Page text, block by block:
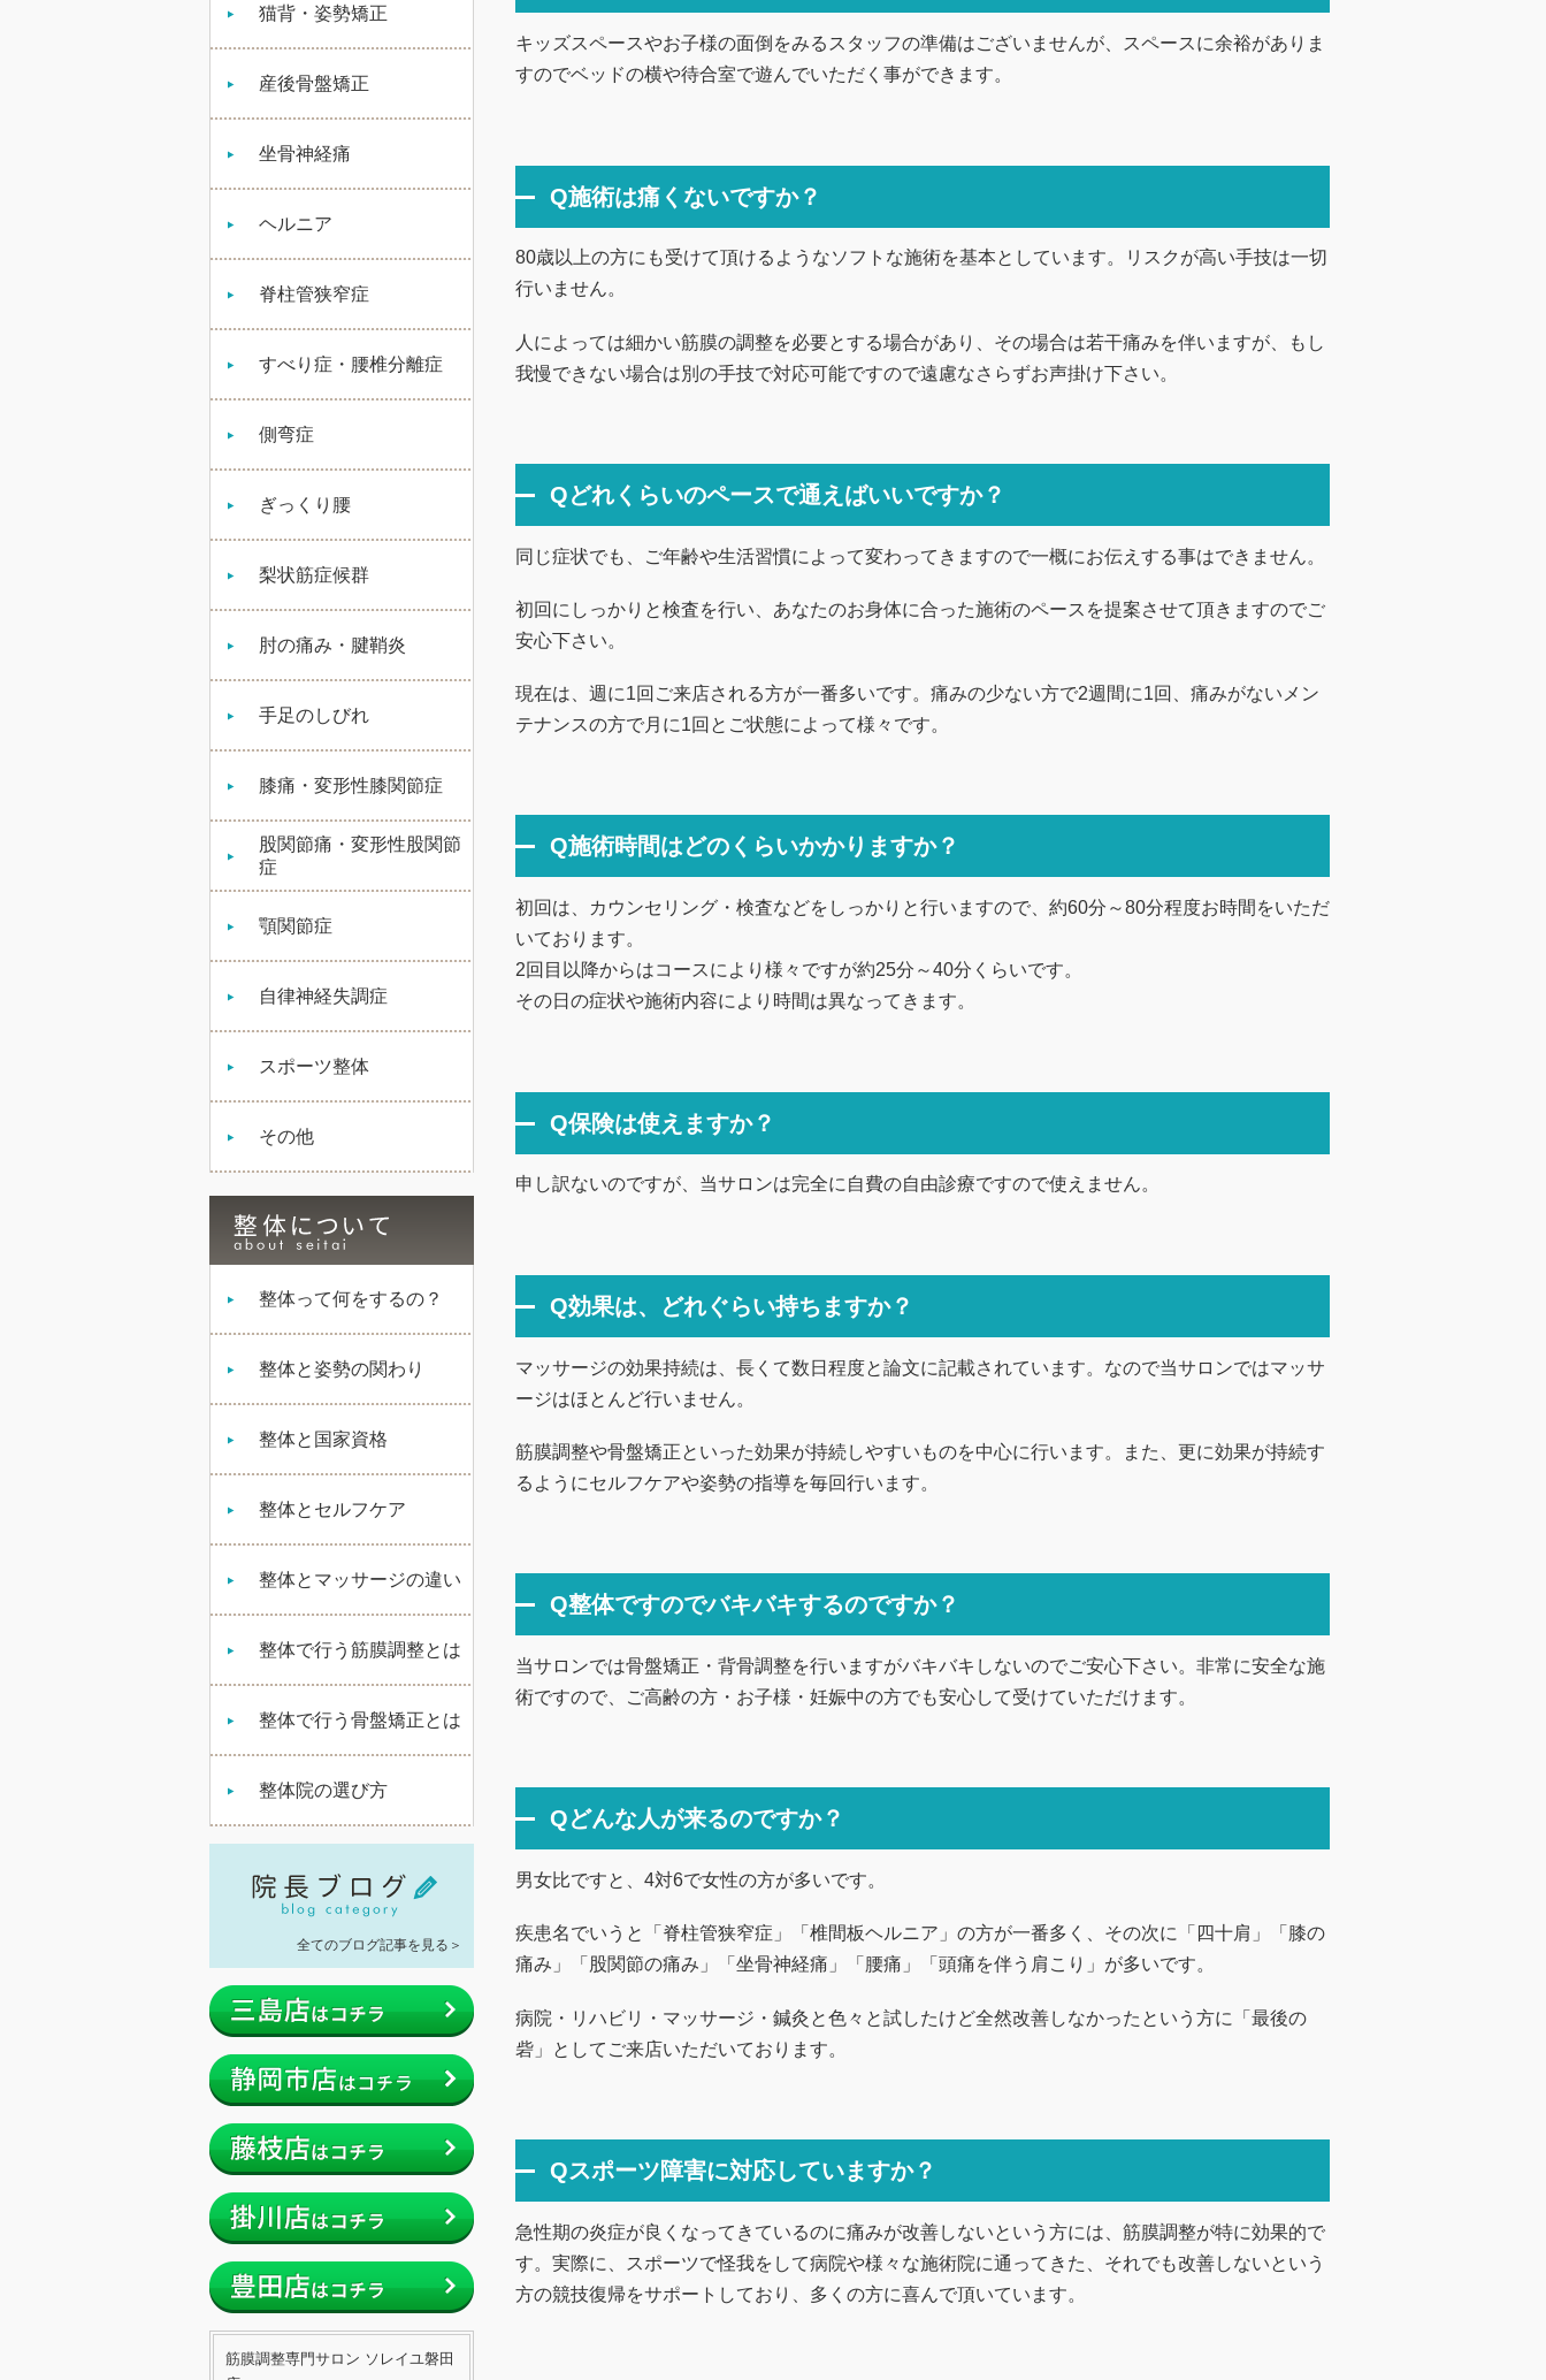
猫背・姿勢矯正
産後骨盤矯正
坐骨神経痛
ヘルニア
脊柱管狭窄症
すべり症・腰椎分離症
側弯症
ぎっくり腰
梨状筋症候群
肘の痛み・腱鞘炎
手足のしびれ
膝痛・変形性膝関節症
股関節痛・変形性股関節
症
顎関節症
自律神経失調症
スポーツ整体
その他
整体って何をするの？
整体と姿勢の関わり
整体と国家資格
整体とセルフケア
整体とマッサージの違い
整体で行う筋膜調整とは
整体で行う骨盤矯正とは
整体院の選び方
全てのブログ記事を見る＞
筋膜調整専門サロン ソレイユ磐田
キッズスペースやお子様の面倒をみるスタッフの準備はございませんが、スペースに余裕がありま
すのでベッドの横や待合室で遊んでいただく事ができます。
Q施術は痛くないですか？
80歳以上の方にも受けて頂けるようなソフトな施術を基本としています。リスクが高い手技は一切
行いません。
人によっては細かい筋膜の調整を必要とする場合があり、その場合は若干痛みを伴いますが、もし
我慢できない場合は別の手技で対応可能ですので遠慮なさらずお声掛け下さい。
Qどれくらいのペースで通えばいいですか？
同じ症状でも、ご年齢や生活習慣によって変わってきますので一概にお伝えする事はできません。
初回にしっかりと検査を行い、あなたのお身体に合った施術のペースを提案させて頂きますのでご
安心下さい。
現在は、週に1回ご来店される方が一番多いです。痛みの少ない方で2週間に1回、痛みがないメン
テナンスの方で月に1回とご状態によって様々です。
Q施術時間はどのくらいかかりますか？
初回は、カウンセリング・検査などをしっかりと行いますので、約60分～80分程度お時間をいただ
いております。
2回目以降からはコースにより様々ですが約25分～40分くらいです。
その日の症状や施術内容により時間は異なってきます。
Q保険は使えますか？
申し訳ないのですが、当サロンは完全に自費の自由診療ですので使えません。
Q効果は、どれぐらい持ちますか？
マッサージの効果持続は、長くて数日程度と論文に記載されています。なので当サロンではマッサ
ージはほとんど行いません。
筋膜調整や骨盤矯正といった効果が持続しやすいものを中心に行います。また、更に効果が持続す
るようにセルフケアや姿勢の指導を毎回行います。
Q整体ですのでバキバキするのですか？
当サロンでは骨盤矯正・背骨調整を行いますがバキバキしないのでご安心下さい。非常に安全な施
術ですので、ご高齢の方・お子様・妊娠中の方でも安心して受けていただけます。
Qどんな人が来るのですか？
男女比ですと、4対6で女性の方が多いです。
疾患名でいうと「脊柱管狭窄症」「椎間板ヘルニア」の方が一番多く、その次に「四十肩」「膝の
痛み」「股関節の痛み」「坐骨神経痛」「腰痛」「頭痛を伴う肩こり」が多いです。
病院・リハビリ・マッサージ・鍼灸と色々と試したけど全然改善しなかったという方に「最後の
砦」としてご来店いただいております。
Qスポーツ障害に対応していますか？
急性期の炎症が良くなってきているのに痛みが改善しないという方には、筋膜調整が特に効果的で
す。実際に、スポーツで怪我をして病院や様々な施術院に通ってきた、それでも改善しないという
方の競技復帰をサポートしており、多くの方に喜んで頂いています。